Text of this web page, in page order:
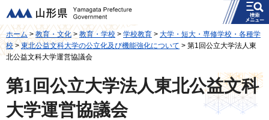
山形県
メニュー
ホーム>教育・文化> 教育・学校 > 学校教育 > 大学・短大・専修学校・各種学
校>東北公益文科大学の公立化及び機能強化について > 第1回公立大学法人東
北公益文科大学運営協議会
第1回公立大学法人東北公益文科
大学運営協議会